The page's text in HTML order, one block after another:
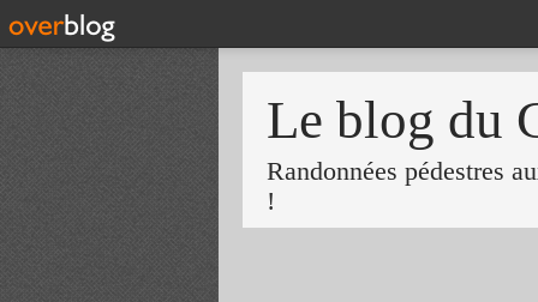
Le blog du
Randonnées pédestres
!